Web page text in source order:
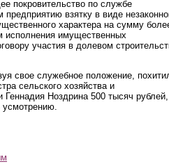
покровительство по службе
взятку в виде
характера на сумму
исполнения имущественных
участия в долевом
свое служебное положение,
сельского хозяйства и
Геннадия Ноздрина 500 тысяч рублей,